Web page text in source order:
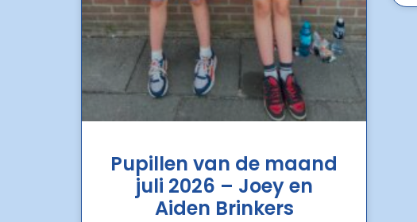
Pupillen van de maand
juli 2026 – Joey en
Aiden Brinkers